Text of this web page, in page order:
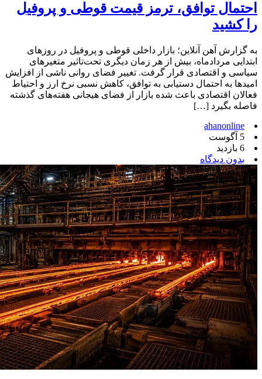
احتمال توافق، ترمز قیمت قوطی و پروفیل
را کشید
به گزارش آهن‌ آنلاین؛ بازار داخلی قوطی و پروفیل در روزهای
ابتدایی مردادماه، بیش از هر زمان دیگری تحت‌تاثیر متغیرهای
سیاسی و اقتصادی قرار گرفت. تغییر فضای روانی ناشی از افزایش
امیدها به احتمال دستیابی به توافق، کاهش نسبی نرخ ارز و احتیاط
فعالان اقتصادی باعث شده بازار از فضای هیجانی هفته‌های گذشته
فاصله بگیرد […]
ahanonline
5 آگوست
6 بازدید
بدون دیدگاه